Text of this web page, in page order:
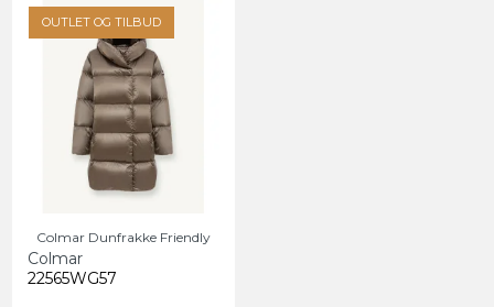
OUTLET OG TILBUD
Colmar Dunfrakke Friendly
Colmar
22565WG57